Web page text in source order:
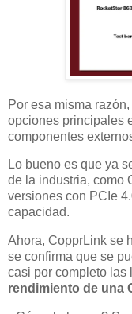
Por esa misma
opciones principales
componentes
Lo bueno es que ya
de la industria, como
versiones con PCIe
capacidad.
Ahora, CopprLink se
se confirma que se
casi por completo las
rendimiento de una